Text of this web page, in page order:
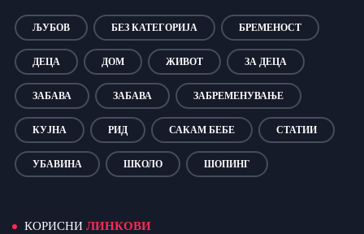
ЉУБОВ БЕЗ КАТЕГОРИЈА БРЕМЕНОСТ
ДЕЦА ДОМ ЖИВОТ ЗА ДЕЦА
ЗАБАВА ЗАБАВА ЗАБРЕМЕНУВАЊЕ
КУЈНА РИД САКАМ БЕБЕ СТАТИИ
УБАВИНА ШКОЛО ШОПИНГ
КОРИСНИ ЛИНКОВИ